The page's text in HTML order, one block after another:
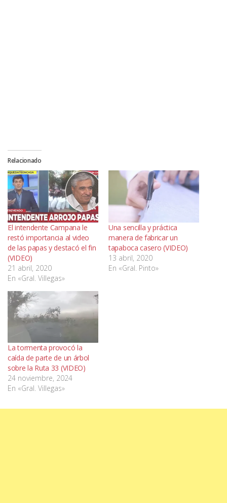
Relacionado
El intendente Campana le
restó importancia al video
de las papas y destacó el fin
(VIDEO)
21 abril, 2020
En «Gral. Villegas»
Una sencilla y práctica
manera de fabricar un
tapaboca casero (VIDEO)
13 abril, 2020
En «Gral. Pinto»
La tormenta provocó la
caída de parte de un árbol
sobre la Ruta 33 (VIDEO)
24 noviembre, 2024
En «Gral. Villegas»